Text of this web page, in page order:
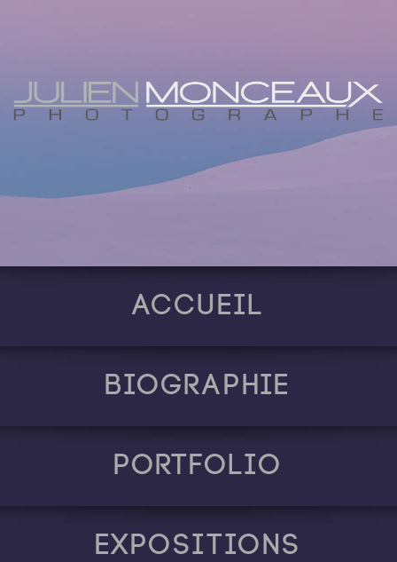
Accueil
Biographie
Portfolio
Expositions